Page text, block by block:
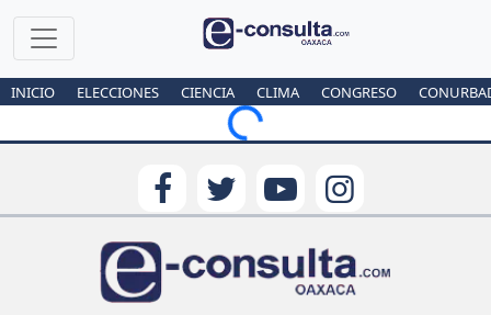
INICIO ELECCIONES CIENCIA CLIMA CONGRESO
Loading...